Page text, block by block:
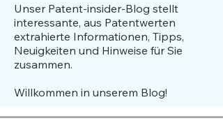
​Unser Patent-insider-Blog stellt
interessante, aus Patentwerten
extrahierte Informationen, Tipps,
Neuigkeiten und Hinweise für Sie
zusammen.
Willkommen in unserem Blog!